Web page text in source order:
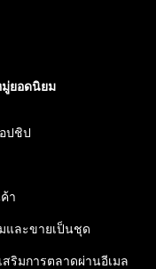
ยอดนิยม
ปชิป
า
และขายเป็นชุด
สริมการตลาดผ่านอีเมล